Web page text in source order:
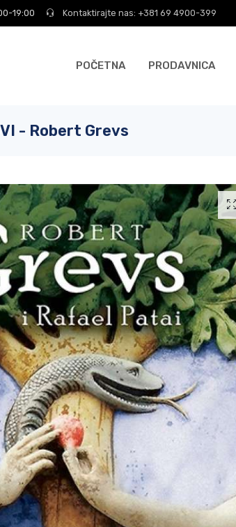
19:00 Kontaktirajte nas: +381 69 4900-399
POČETNA PRODAVNICA
- Robert Grevs